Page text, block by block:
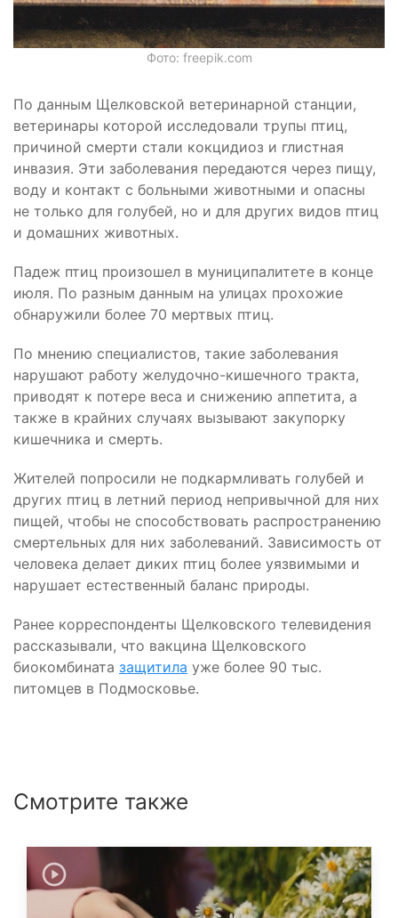
Фото: freepik.com
По данным Щелковской ветеринарной станции,
ветеринары которой исследовали трупы птиц,
причиной смерти стали кокцидиоз и глистная
инвазия. Эти заболевания передаются через пищу,
воду и контакт с больными животными и опасны
не только для голубей, но и для других видов птиц
и домашних животных.
Падеж птиц произошел в муниципалитете в конце
июля. По разным данным на улицах прохожие
обнаружили более 70 мертвых птиц.
По мнению специалистов, такие заболевания
нарушают работу желудочно-кишечного тракта,
приводят к потере веса и снижению аппетита, а
также в крайних случаях вызывают закупорку
кишечника и смерть.
Жителей попросили не подкармливать голубей и
других птиц в летний период непривычной для них
пищей, чтобы не способствовать распространению
смертельных для них заболеваний. Зависимость от
человека делает диких птиц более уязвимыми и
нарушает естественный баланс природы.
Ранее корреспонденты Щелковского телевидения
рассказывали, что вакцина Щелковского
биокомбината защитила уже более 90 тыс.
питомцев в Подмосковье.
Смотрите также